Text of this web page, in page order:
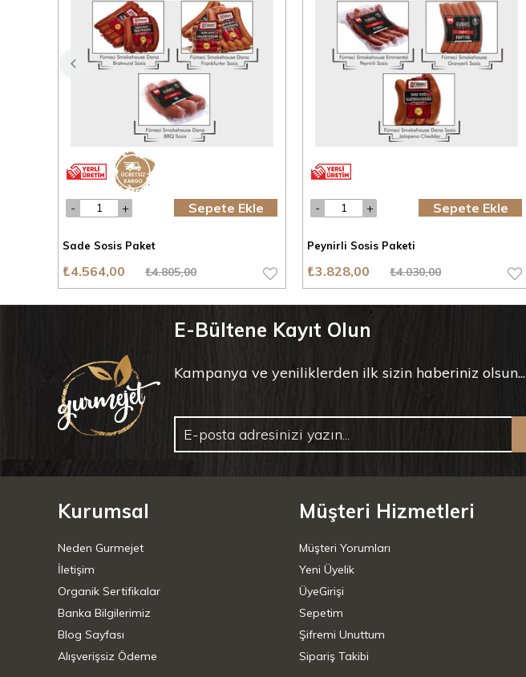
Sade Sosis Paket
₺4.564,00 ₺4.805,00
Sepete Ekle
Peynirli Sosis Paketi
₺3.828,00 ₺4.030,00
Sepete Ekle
E-Bültene Kayıt Olun
Kampanya ve yeniliklerden ilk sizin haberiniz olsun...
Kurumsal
Neden Gurmejet
İletişim
Organik Sertifikalar
Banka Bilgilerimiz
Blog Sayfası
Alışverişsiz Ödeme
Müşteri Hizmetleri
Müşteri Yorumları
Yeni Üyelik
ÜyeGirişi
Sepetim
Şifremi Unuttum
Sipariş Takibi